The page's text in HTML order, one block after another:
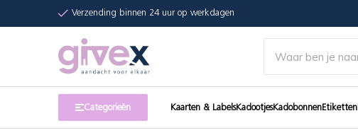
Verzending binnen 24 uur op werkdagen
Categorieën Kaarten & LabelsKadootjesKadobonnenEtiketten